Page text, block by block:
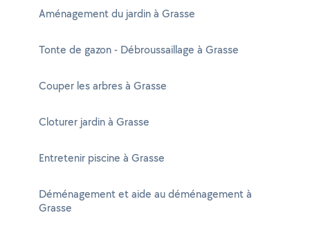
Aménagement du jardin à Grasse
Tonte de gazon - Débroussaillage à Grasse
Couper les arbres à Grasse
Cloturer jardin à Grasse
Entretenir piscine à Grasse
Déménagement et aide au déménagement à
Grasse